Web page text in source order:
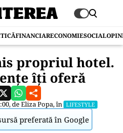
FINANCIARECONOMIESOCIAL
propriul hotel.
îți oferă
deEliza Popa, în LIFESTYLE
preferată în Google